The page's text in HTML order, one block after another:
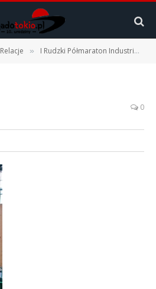
Relacje » I Rudzki Półmaraton Industrialny – 01.08.2015
0